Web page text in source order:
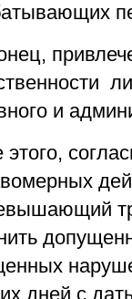
и
этого,
дней с